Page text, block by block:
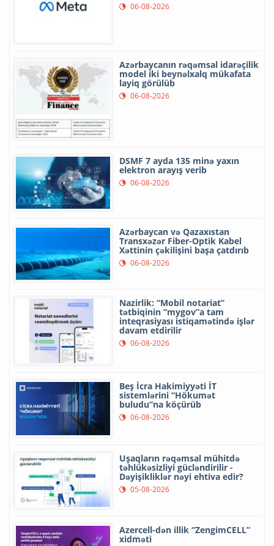
06-08-2026
Azərbaycanın rəqəmsal idarəçilik
model iki beynəlxalq mükafata
layiq görülüb
06-08-2026
DSMF 7 ayda 135 minə yaxın
elektron arayış verib
06-08-2026
Azərbaycan və Qazaxıstan
Transxəzər Fiber-Optik Kabel
Xəttinin çəkilişini başa çatdırıb
06-08-2026
Nazirlik: “Mobil notariat”
tətbiqinin “mygov”a tam
inteqrasiyası istiqamətində işlər
davam etdirilir
06-08-2026
Beş İcra Hakimiyyəti İT
sistemlərini “Hökumət
buludu”na köçürüb
06-08-2026
Uşaqların rəqəmsal mühitdə
təhlükəsizliyi gücləndirilir -
Dəyişikliklər nəyi ehtiva edir?
05-08-2026
Azercell-dən illik “ZengimCELL”
xidməti